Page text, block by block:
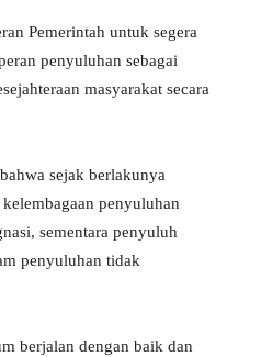
Pemerintah untuk segera
penyuluhan sebagai
masyarakat secara
sejak berlakunya
penyuluhan
sementara penyuluh
penyuluhan tidak
berjalan dengan baik dan